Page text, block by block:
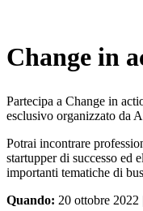
Change in
Partecipa a Change in
esclusivo organizzato da
Potrai incontrare
startupper di successo ed
importanti tematiche di
Quando: 20 ottobre